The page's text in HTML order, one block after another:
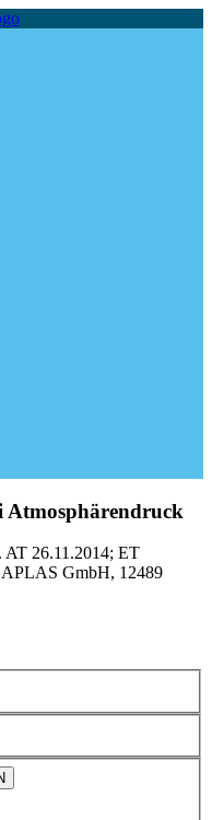
Atmosphärendruck
AT 26.11.2014; ET
GmbH, 12489